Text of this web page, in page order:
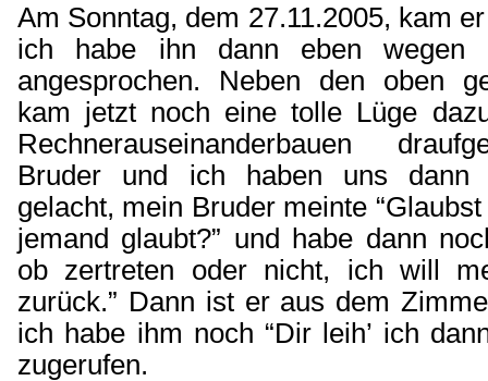
Am Sonntag, dem 27.11.2005, kam
ich habe ihn dann eben wegen
angesprochen. Neben den oben
kam jetzt noch eine tolle Lüge
Rechnerauseinanderbauen
Bruder und ich haben uns dann
gelacht, mein Bruder meinte
jemand glaubt?” und habe dann
ob zertreten oder nicht, ich will
zurück.” Dann ist er aus dem
ich habe ihm noch “Dir leih’ ich
zugerufen.